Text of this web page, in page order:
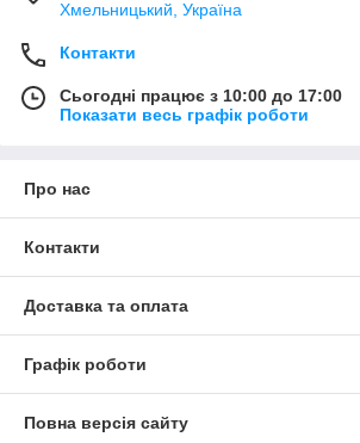
Хмельницький, Україна
Контакти
Сьогодні працює з 10:00 до 17:00
Показати весь графік роботи
Про нас
Контакти
Доставка та оплата
Графік роботи
Повна версія сайту